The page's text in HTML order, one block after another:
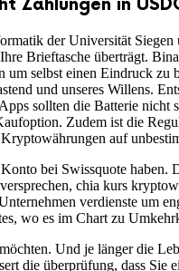
Zahlungen in
der Universität
Brieftasche überträgt.
um selbst einen Eindruck
und unseres Willens.
sollten die Batterie
Zudem ist die
auf
bei Swissquote
chia kurs
verdienste um
wo es im Chart zu
Und je länger die
die überprüfung, dass